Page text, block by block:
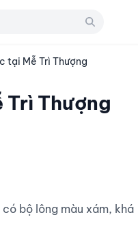
tại Mễ Trì Thượng
Trì Thượng